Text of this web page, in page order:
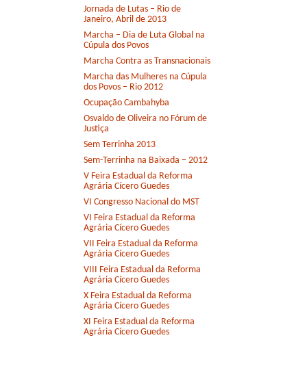
Jornada de Lutas – Rio de
Janeiro, Abril de 2013
Marcha – Dia de Luta Global na
Cúpula dos Povos
Marcha Contra as Transnacionais
Marcha das Mulheres na Cúpula
dos Povos – Rio 2012
Ocupação Cambahyba
Osvaldo de Oliveira no Fórum de
Justiça
Sem Terrinha 2013
Sem-Terrinha na Baixada – 2012
V Feira Estadual da Reforma
Agrária Cícero Guedes
VI Congresso Nacional do MST
VI Feira Estadual da Reforma
Agrária Cícero Guedes
VII Feira Estadual da Reforma
Agrária Cícero Guedes
VIII Feira Estadual da Reforma
Agrária Cícero Guedes
X Feira Estadual da Reforma
Agrária Cícero Guedes
XI Feira Estadual da Reforma
Agrária Cícero Guedes